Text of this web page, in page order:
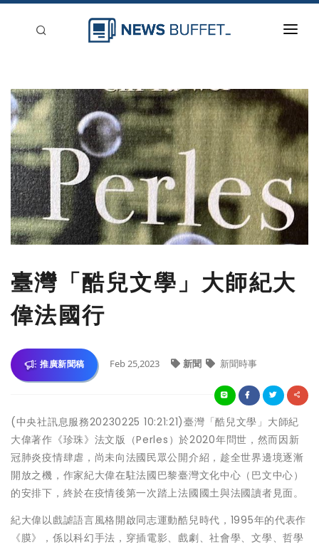
新聞稿分類
登入
刊登
臺灣「酷兒文學」大師紀大
偉法國行
推廣新聞稿 Feb 25,2023 新聞 新聞時事
(中央社訊息服務20230225 10:21:21)臺灣「酷兒文學」大師紀
大偉著作《珍珠》法文版（Perles）於2020年問世，然而因新
冠肺炎疫情肆虐，尚未向法國民眾公開介紹，趁全世界邊境逐漸
開放之機，作家紀大偉在駐法國巴黎臺灣文化中心（巴文中心）
的安排下，終於在疫情後第一次踏上法國國土與法國讀者見面。
紀大偉以戲謔語言風格開啟同志運動酷兒時代，1995年的代表作
《膜》，係以科幻手法，穿插電影、戲劇、社會學、文學、哲學